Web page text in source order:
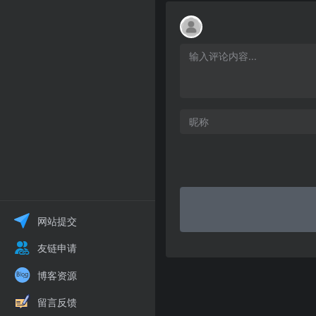
网站提交
友链申请
博客资源
留言反馈